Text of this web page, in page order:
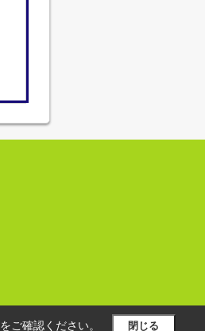
をご確認ください。 閉じる